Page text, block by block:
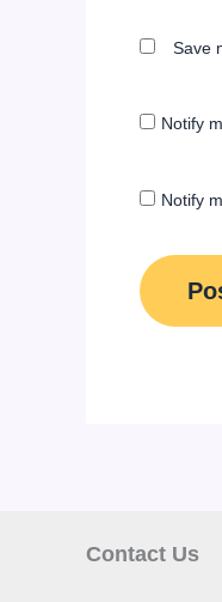
Save
Notify
Notify
Contact Us